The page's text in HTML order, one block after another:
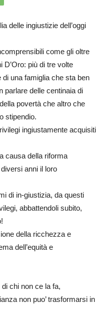
delle ingiustizie dell’oggi
come gli oltre
D’Oro: più di tre volte
una famiglia che sta ben
parlare delle centinaia di
povertà che altro che
stipendio.
ingiustamente acquisiti
causa della riforma
anni il loro
di in-giustizia, da questi
abbattendoli subito,
della ricchezza e
dell’equità e
chi non ce la fa,
non puo’ trasformarsi in